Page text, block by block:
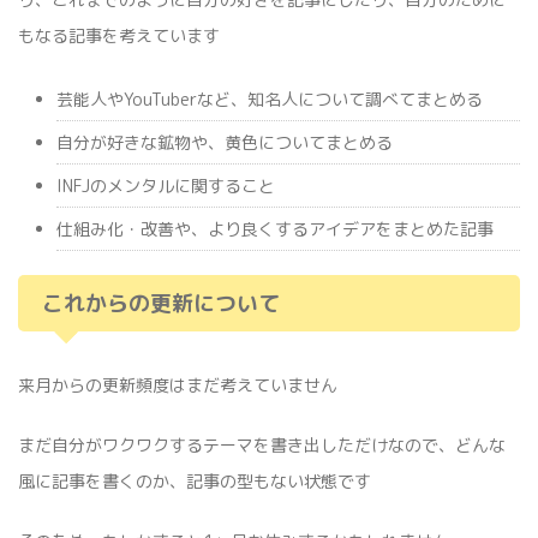
もなる記事を考えています
芸能人やYouTuberなど、知名人について調べてまとめる
自分が好きな鉱物や、黄色についてまとめる
INFJのメンタルに関すること
仕組み化・改善や、より良くするアイデアをまとめた記事
これからの更新について
来月からの更新頻度はまだ考えていません
まだ自分がワクワクするテーマを書き出しただけなので、どんな
風に記事を書くのか、記事の型もない状態です